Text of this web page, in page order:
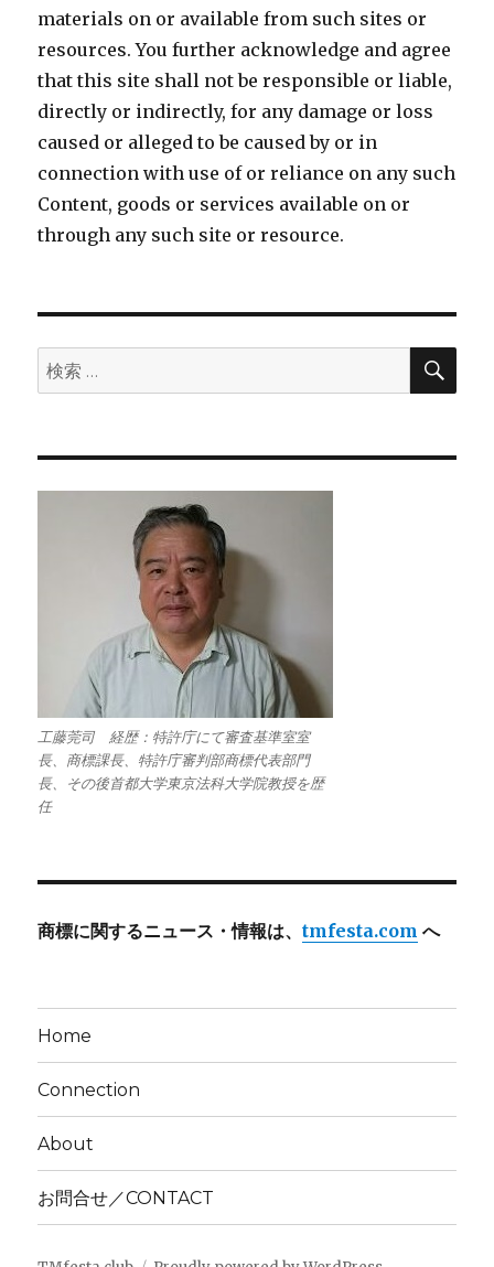
materials on or available from such sites or
resources. You further acknowledge and agree
that this site shall not be responsible or liable,
directly or indirectly, for any damage or loss
caused or alleged to be caused by or in
connection with use of or reliance on any such
Content, goods or services available on or
through any such site or resource.
検
索:
検
工藤莞司 経歴：特許庁にて審査基準室室
長、商標課長、特許庁審判部商標代表部門
長、その後首都大学東京法科大学院教授を歴
任
商標に関するニュース・情報は、tmfesta.com へ
Home
Connection
About
お問合せ／CONTACT